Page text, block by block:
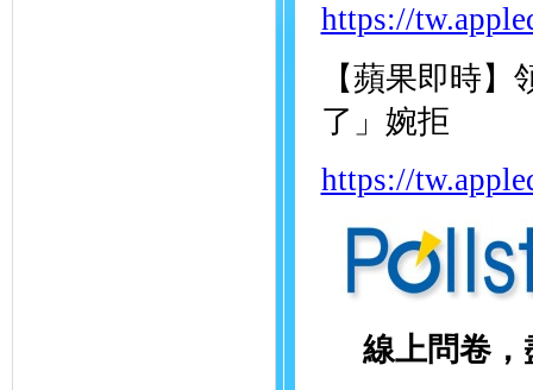
https://
【蘋果即時
了」婉拒
https://
線上問卷，